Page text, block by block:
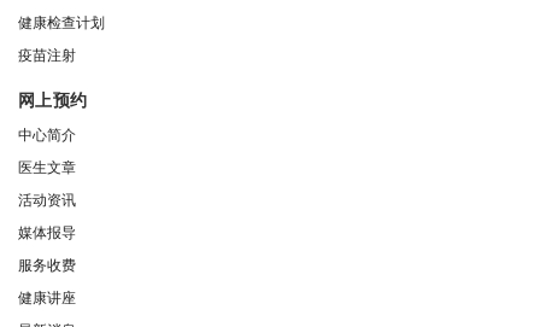
健康检查计划
疫苗注射
网上预约
中心简介
医生文章
活动资讯
媒体报导
服务收费
健康讲座